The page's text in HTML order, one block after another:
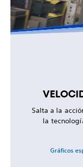
Salta a la
la
Gráficos